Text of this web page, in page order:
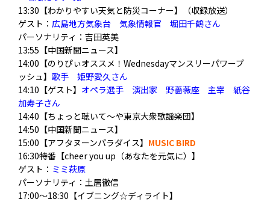
13:30【わかりやすい天気と防災コーナー】（収録放送）
ゲスト： 広島地方気象台 気象情報官 堀田千鶴さん
パーソナリティ：吉田英美
13:55【中国新聞ニュース】
14:00【のりぴぃオススメ！Wednesdayマンスリーパワープ
ッシュ】 歌手 姫野愛久さん
14:10【ゲスト】 オペラ選手 演出家 野薔薇座 主宰 紙谷
加寿子さん
14:40 【ちょっと聴いて～や東京大衆歌謡楽団】
14:50【中国新聞ニュース】
15:00【アフタヌーンパラダイス】 MUSIC BIRD
16:30特番【cheer you up（あなたを元気に）】
ゲスト： ミミ萩原
パーソナリティ：土居徹信
17:00～18:30【イブニング☆ディライト】